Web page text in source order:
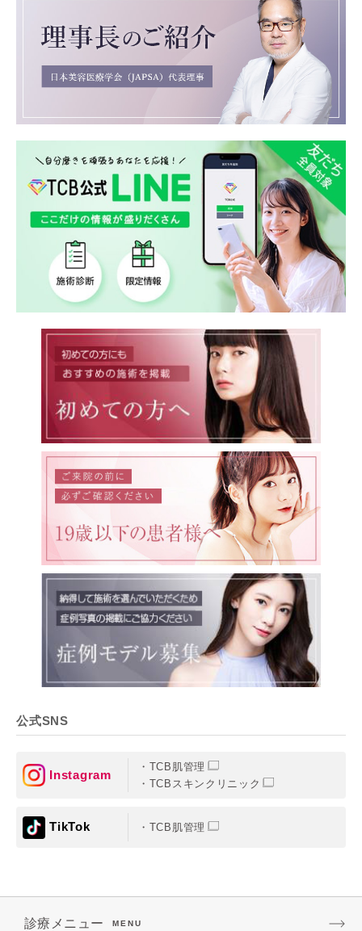
公式SNS
Instagram
TCB肌管理
TCBスキンクリニック
TikTok TCB肌管理
診療メニュー MENU